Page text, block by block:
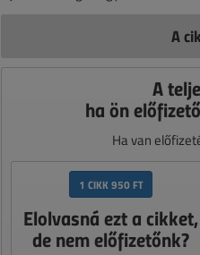
A
A
ha ön
Ha van
1 CIKK 950 FT
Elolvasná ezt a cikket,
de nem előfizetőnk?